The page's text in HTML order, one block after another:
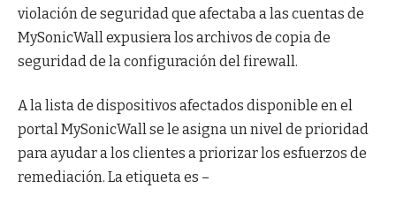
violación de seguridad que afectaba a las cuentas de
MySonicWall expusiera los archivos de copia de
seguridad de la configuración del firewall.
A la lista de dispositivos afectados disponible en el
portal MySonicWall se le asigna un nivel de prioridad
para ayudar a los clientes a priorizar los esfuerzos de
remediación. La etiqueta es –